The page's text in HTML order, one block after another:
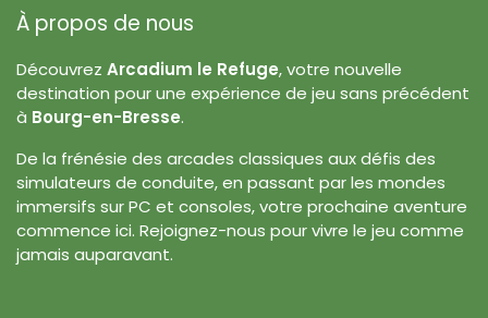
À propos de nous
Découvrez Arcadium le Refuge, votre nouvelle
destination pour une expérience de jeu sans précédent
à Bourg-en-Bresse.
De la frénésie des arcades classiques aux défis des
simulateurs de conduite, en passant par les mondes
immersifs sur PC et consoles, votre prochaine aventure
commence ici. Rejoignez-nous pour vivre le jeu comme
jamais auparavant.